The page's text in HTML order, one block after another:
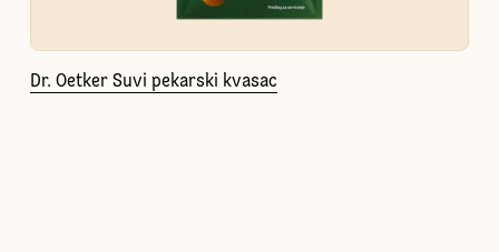
Dr. Oetker Suvi pekarski kvasac